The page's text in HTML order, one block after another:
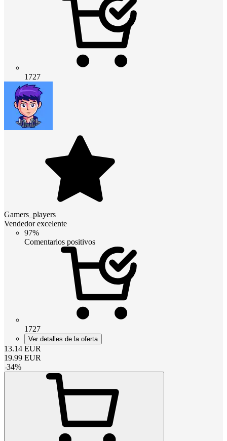
1727
Gamers_players
Vendedor excelente
97%
Comentarios positivos
1727
Ver detalles de la oferta
13.14 EUR
19.99 EUR
-34%